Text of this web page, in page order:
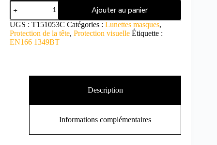
Ajouter au panier
UGS : T151053C Catégories : Lunettes masques,
Protection de la tête, Protection visuelle Étiquette :
EN166 1349BT
Description
Informations complémentaires